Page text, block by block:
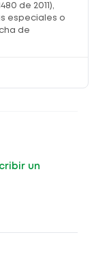
de 2011),
especiales o
de
un